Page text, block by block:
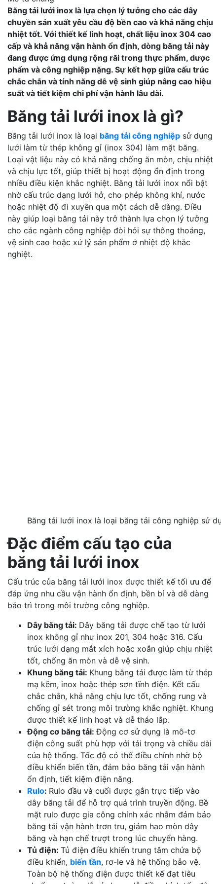
Băng tải lưới inox là lựa chọn lý tưởng cho các dây
chuyền sản xuất yêu cầu độ bền cao và khả năng chịu
nhiệt tốt. Với thiết kế linh hoạt, chất liệu inox 304 cao
cấp và khả năng vận hành ổn định, dòng băng tải này
đang được ứng dụng rộng rãi trong thực phẩm, dược
phẩm và công nghiệp nặng. Sự kết hợp giữa cấu trúc
chắc chắn và tính năng dễ vệ sinh giúp nâng cao hiệu
suất và tiết kiệm chi phí vận hành lâu dài.
Băng tải lưới inox là gì?
Băng tải lưới inox là loại băng tải công nghiệp sử dụng
lưới làm từ thép không gỉ (inox 304) làm mặt băng.
Loại vật liệu này có khả năng chống ăn mòn, chịu nhiệt
và chịu lực tốt, giúp thiết bị hoạt động ổn định trong
nhiều điều kiện khắc nghiệt. Băng tải lưới inox nổi bật
nhờ cấu trúc dạng lưới hở, cho phép không khí, nước
hoặc nhiệt độ đi xuyên qua một cách dễ dàng. Điều
này giúp loại băng tải này trở thành lựa chọn lý tưởng
cho các ngành công nghiệp đòi hỏi sự thông thoáng,
vệ sinh cao hoặc xử lý sản phẩm ở nhiệt độ khắc
nghiệt.
Băng tải lưới inox là loại băng tải công nghiệp sử
Đặc điểm cấu tạo của
băng tải lưới inox
Cấu trúc của băng tải lưới inox được thiết kế tối ưu để
đáp ứng nhu cầu vận hành ổn định, bền bỉ và dễ dàng
bảo trì trong môi trường công nghiệp.
Dây băng tải: Dây băng tải được chế tạo từ lưới
inox không gỉ như inox 201, 304 hoặc 316. Cấu
trúc lưới dạng mắt xích hoặc xoắn giúp chịu nhiệt
tốt, chống ăn mòn và dễ vệ sinh.
Khung băng tải: Khung băng tải được làm từ thép
mạ kẽm, inox hoặc thép sơn tĩnh điện. Kết cấu
chắc chắn, khả năng chịu lực tốt, chống rung và
chống gỉ sét trong môi trường khắc nghiệt. Khung
được thiết kế linh hoạt và dễ tháo lắp.
Động cơ băng tải:Động cơ sử dụng là mô-tơ
điện công suất phù hợp với tải trọng và chiều dài
của hệ thống. Tốc độ có thể điều chỉnh nhờ bộ
điều khiển biến tần, đảm bảo băng tải vận hành
ổn định, tiết kiệm điện năng.
Rulo: Rulo đầu và cuối được gắn trực tiếp vào
dây băng tải để hỗ trợ quá trình truyền động. Bề
mặt rulo được gia công chính xác nhằm đảm bảo
băng tải vận hành trơn tru, giảm hao mòn dây
băng và hạn chế trượt trong lúc chuyển hàng.
Tủ điện: Tủ điện điều khiển trung tâm chứa bộ
điều khiển, biến tần, rơ-le và hệ thống bảo vệ.
Toàn bộ hệ thống điện được thiết kế đạt tiêu